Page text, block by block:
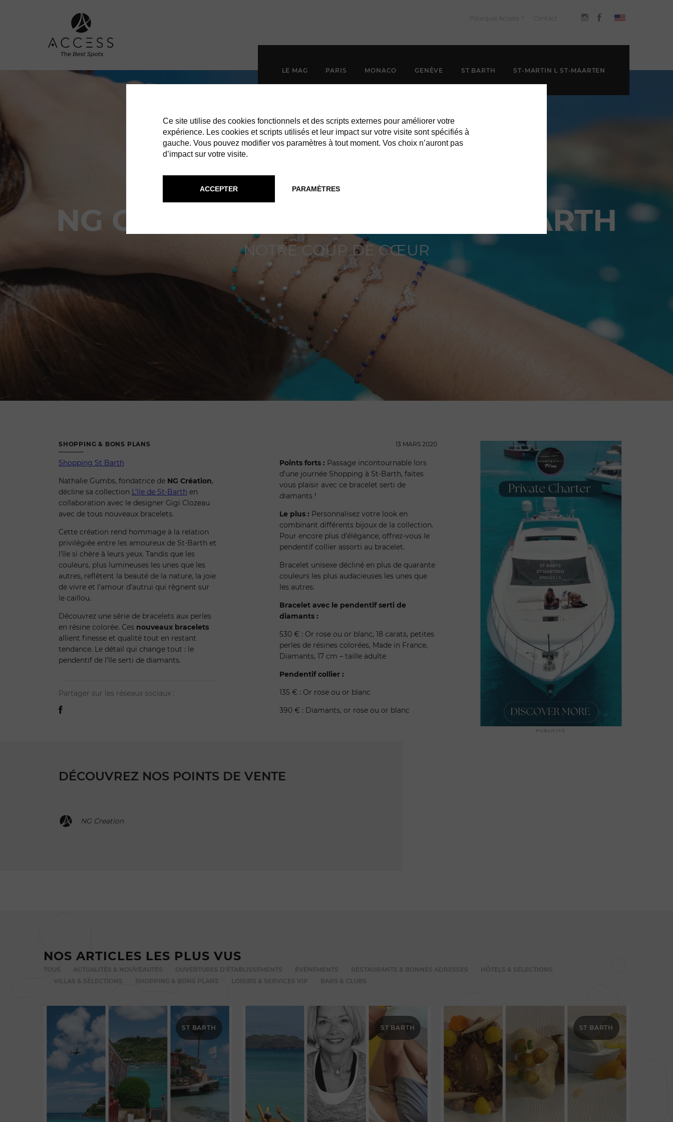
Pourquoi Access ? Contact
LE MAG PARIS MONACO GENÈVE ST BARTH ST-MARTIN L ST-MAARTEN
NG CREATION BRACELET ST-BARTH
NOTRE COUP DE CŒUR
SHOPPING & BONS PLANS 13 MARS 2020
Shopping St Barth
Nathalie Gumbs, fondatrice de NG Création,
décline sa collection L’île de St-Barth en
collaboration avec le designer Gigi Clozeau
avec de tous nouveaux bracelets.
Cette création rend hommage à la relation
privilégiée entre les amoureux de St-Barth et
l’île si chère à leurs yeux. Tandis que les
couleurs, plus lumineuses les unes que les
autres, reflètent la beauté de la nature, la joie
de vivre et l’amour d’autrui qui règnent sur
le caillou.
Découvrez une série de bracelets aux perles
en résine colorée. Ces nouveaux bracelets
allient finesse et qualité tout en restant
tendance. Le détail qui change tout : le
pendentif de l’île serti de diamants.
Partager sur les réseaux sociaux :
Points forts : Passage incontournable lors
d’une journée Shopping à St-Barth, faites
vous plaisir avec ce bracelet serti de
diamants !
Le plus : Personnalisez votre look en
combinant différents bijoux de la collection.
Pour encore plus d’élégance, offrez-vous le
pendentif collier assorti au bracelet.
Bracelet unisexe décliné en plus de quarante
couleurs les plus audacieuses les unes que
les autres.
Bracelet avec le pendentif serti de
diamants :
530 € : Or rose ou or blanc, 18 carats, petites
perles de résines colorées, Made in France,
Diamants, 17 cm – taille adulte
Pendentif collier :
135 € : Or rose ou or blanc
390 € : Diamants, or rose ou or blanc
DÉCOUVREZ NOS POINTS DE VENTE
NG Creation
PUBLICITÉ
NOS ARTICLES LES PLUS VUS
TOUS ACTUALITÉS & NOUVEAUTÉS
VILLAS & SÉLECTIONS
SHOPPING & BONS PLANS
ST BARTH ST BARTH ST BARTH
Ce site utilise des cookies fonctionnels et des scripts externes pour améliorer votre
expérience. Les cookies et scripts utilisés et leur impact sur votre visite sont spécifiés à
gauche. Vous pouvez modifier vos paramètres à tout moment. Vos choix n’auront pas
d’impact sur votre visite.
PARAMÈTRES
ACCEPTER